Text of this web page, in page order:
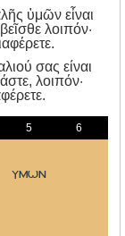
ὑμῶν εἶναι
λοιπόν·
σας είναι
λοιπόν·
5 6
υμων